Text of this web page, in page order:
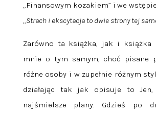
„Finansowym kozakiem” i we
„Strach i ekscytacja to dwie strony tej
Zarówno ta książka, jak i książka
mnie o tym samym, choć pisane
różne osoby i w zupełnie różnym
działając tak jak opisuje to Jen,
najśmielsze plany. Gdzieś po